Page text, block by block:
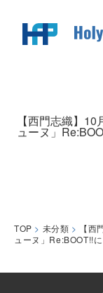
TOP > 未分類 >
【
ューヌ」Re:BOOT!!
【西門志織】
ューヌ」